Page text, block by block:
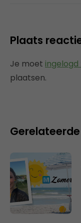
Plaats
Je moet ingelogd
plaatsen.